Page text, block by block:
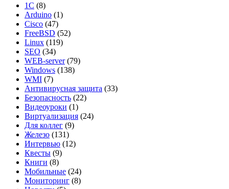
1С (8)
Arduino (1)
Cisco (47)
FreeBSD (52)
Linux (119)
SEO (34)
WEB-server(79)
Windows (138)
WMI (7)
Антивирусная защита (33)
Безопасность (22)
Видеоуроки (1)
Виртуализация (24)
Для коллег (9)
Железо (131)
Интервью (12)
Квесты (9)
Книги (8)
Мобильные (24)
Мониторинг (8)